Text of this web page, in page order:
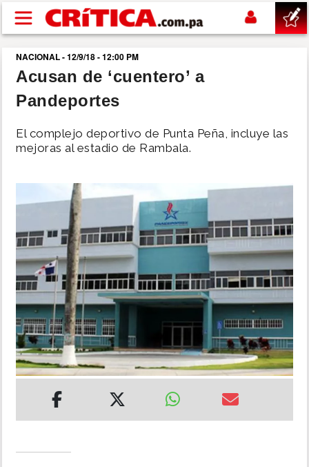
Pasar al contenido principal
buscar
SUCESOS
NACIONAL
DEPORTES
MUNDO
INSÓLITAS
MULTIMEDIA
NACIONAL - 12/9/18 - 12:00 PM
Acusan de ‘cuentero’ a
Pandeportes
El complejo deportivo de Punta Peña, incluye las
mejoras al estadio de Rambala.